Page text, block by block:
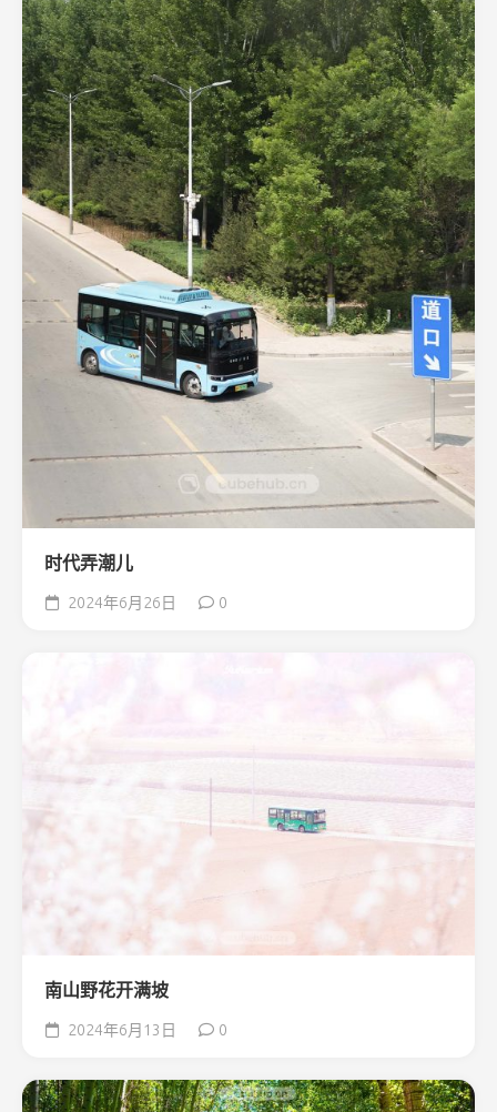
时代弄潮儿
2024年6月26日 0
南山野花开满坡
2024年6月13日 0